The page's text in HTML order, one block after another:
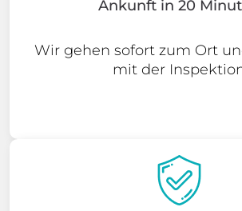
Ankunft in 20
Wir gehen sofort zum Ort
mit der